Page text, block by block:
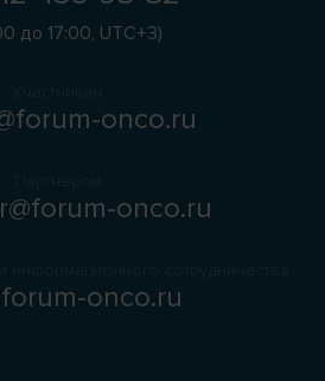
до 17:00, UTC+3)
onco.ru
onco.ru
onco.ru